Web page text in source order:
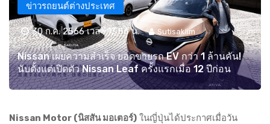
ข่าวรถยนต์ต่างประเทศ
30 ก.ค. 2566 เวลา 13:56 น. Sutisaklim
Nissan เผยความสำเร็จ ยอดขายรถ EV กว่า 1 ล้านคัน!
นับตั้งแต่เปิดตัว Nissan Leaf ครั้งแรกเมื่อ 12 ปีก่อน
Nissan Motor (นิสสัน มอเตอร์) ในญี่ปุ่นได้ประกาศเมื่อวัน